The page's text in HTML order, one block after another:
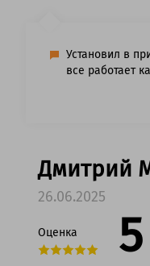
Установил в
все работает
Дмитрий
26.06.2025
Оценка 5